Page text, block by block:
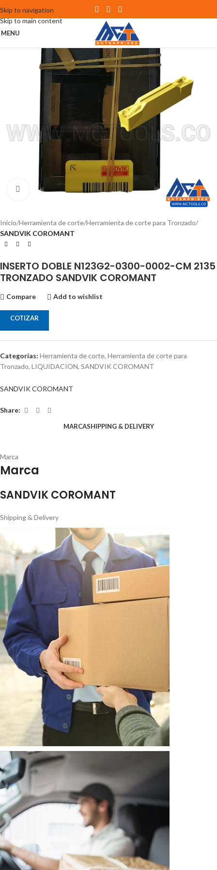
Skip to navigation
Skip to main content
MENU
Click to enlarge
Inicio Herramienta de corte Herramienta de corte para Tronzado
SANDVIK COROMANT
INSERTO DOBLE N123G2-0300-0002-CM 2135
TRONZADO SANDVIK COROMANT
Compare Add to wishlist
COTIZAR
Categorías: Herramienta de corte, Herramienta de corte para
Tronzado, LIQUIDACION, SANDVIK COROMANT
SANDVIK COROMANT
Share:
MARCASHIPPING & DELIVERY
Marca
Marca
SANDVIK COROMANT
Shipping & Delivery